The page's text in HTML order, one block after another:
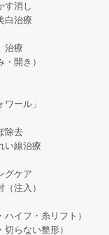
す消し
白治療
治療
開き）
ール」
除去
い線治療
グケア
注入）
イフ・糸リフト）
らない整形）